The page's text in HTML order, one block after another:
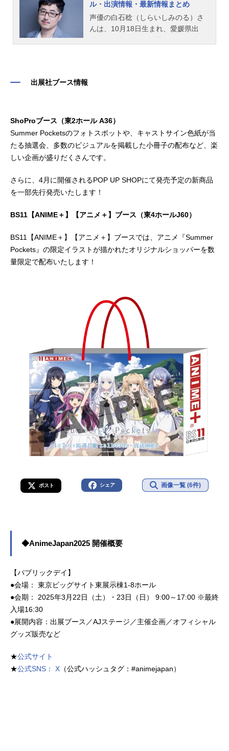
ル・出演情報・最新情報まとめ
声優の白石稔（しらいしみのる）さ
んは、10月18日生まれ、愛媛県出
出展社ブース情報
ShoProブース（東2ホール A36）
Summer Pocketsのフォトスポットや、キャストサイン色紙が当
たる抽選会、多数のビジュアルを掲載した小冊子の配布など、楽
しい企画が盛りだくさんです。
さらに、4月に開催されるPOP UP SHOPにて発売予定の新商品
を一部先行発売いたします！
BS11【ANIME＋】【アニメ＋】ブース（東4ホールJ60）
BS11【ANIME＋】【アニメ＋】ブースでは、アニメ『Summer
Pockets』の限定イラストが描かれたオリジナルショッパーを数
量限定で配布いたします！
ポスト シェア 画像一覧 (6件)
◆AnimeJapan2025 開催概要
【パブリックデイ】
●会場： 東京ビッグサイト東展示棟1-8ホール
●会期： 2025年3月22日（土）・23日（日） 9:00～17:00 ※最終
入場16:30
●展開内容：出展ブース／AJステージ／主催企画／オフィシャル
グッズ販売など
★公式サイト
★公式SNS： X （公式ハッシュタグ：#animejapan）